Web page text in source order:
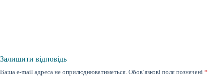
Залишити відповідь
Ваша e-mail адреса не оприлюднюватиметься. Обов’язкові поля позначені *